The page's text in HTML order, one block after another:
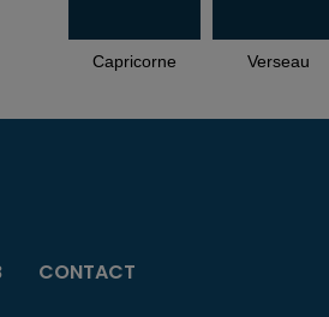
Capricorne Verseau
CONTACT